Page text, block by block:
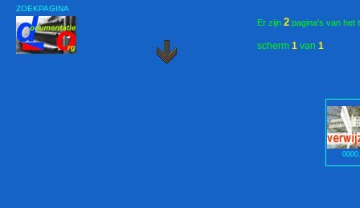
ZOEKPAGINA
Er zijn 2 pagina's van het
scherm 1 van 1